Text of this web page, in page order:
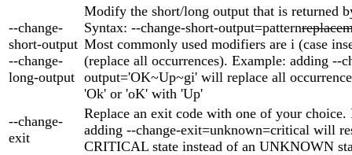
--change-
short-output
--change-
long-output
Modify the short/long output that is returned
Syntax: --change-short-output=pattern
Most commonly used modifiers are i (case
(replace all occurrences). Example: adding --
output='OK~Up~gi' will replace all
'Ok' or 'oK' with 'Up'
--change-
exit
Replace an exit code with one of your choice.
adding --change-exit=unknown=critical will
CRITICAL state instead of an UNKNOWN